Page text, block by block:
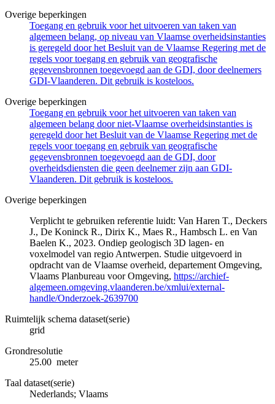
Overige beperkingen
Toegang en gebruik voor het uitvoeren van taken van
algemeen belang, op niveau van Vlaamse overheidsinstanties
is geregeld door het Besluit van de Vlaamse Regering met de
regels voor toegang en gebruik van geografische
gegevensbronnen toegevoegd aan de GDI, door deelnemers
GDI-Vlaanderen. Dit gebruik is kosteloos.
Overige beperkingen
Toegang en gebruik voor het uitvoeren van taken van
algemeen belang door niet-Vlaamse overheidsinstanties is
geregeld door het Besluit van de Vlaamse Regering met de
regels voor toegang en gebruik van geografische
gegevensbronnen toegevoegd aan de GDI, door
overheidsdiensten die geen deelnemer zijn aan GDI-
Vlaanderen. Dit gebruik is kosteloos.
Overige beperkingen
Verplicht te gebruiken referentie luidt: Van Haren T., Deckers
J., De Koninck R., Dirix K., Maes R., Hambsch L. en Van
Baelen K., 2023. Ondiep geologisch 3D lagen- en
voxelmodel van regio Antwerpen. Studie uitgevoerd in
opdracht van de Vlaamse overheid, departement Omgeving,
Vlaams Planbureau voor Omgeving, https://archief-
algemeen.omgeving.vlaanderen.be/xmlui/external-
handle/Onderzoek-2639700
Ruimtelijk schema dataset(serie)
grid
Grondresolutie
25.00 meter
Taal dataset(serie)
Nederlands; Vlaams